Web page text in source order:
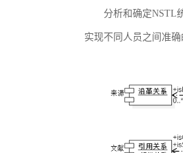
分析和确定NSTL
实现不同人员之间准